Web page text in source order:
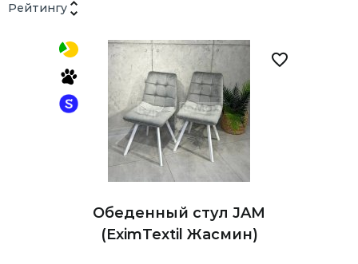
Рейтингу
Обеденный стул JAM
(EximTextil Жасмин)